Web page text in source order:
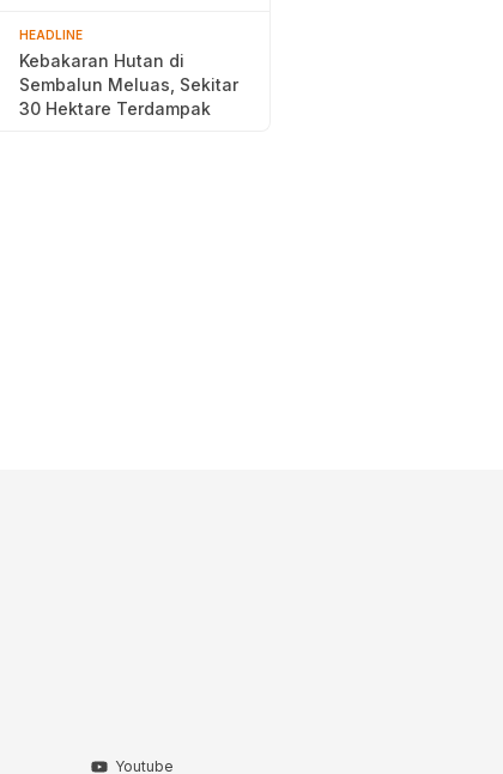
HEADLINE
Kebakaran Hutan di
Sembalun Meluas, Sekitar
30 Hektare Terdampak
Youtube